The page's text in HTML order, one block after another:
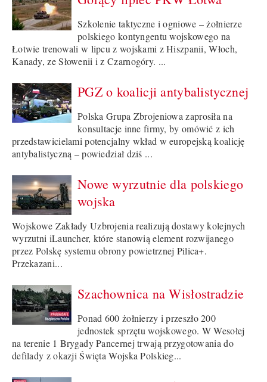
Szkolenie taktyczne i ogniowe – żołnierze
polskiego kontyngentu wojskowego na
Łotwie trenowali w lipcu z wojskami z Hiszpanii, Włoch,
Kanady, ze Słowenii i z Czarnogóry. ...
PGZ o koalicji antybalistycznej
Polska Grupa Zbrojeniowa zaprosiła na
konsultacje inne firmy, by omówić z ich
przedstawicielami potencjalny wkład w europejską koalicję
antybalistyczną – powiedział dziś ...
Nowe wyrzutnie dla polskiego
wojska
Wojskowe Zakłady Uzbrojenia realizują dostawy kolejnych
wyrzutni iLauncher, które stanowią element rozwijanego
przez Polskę systemu obrony powietrznej Pilica+.
Przekazani...
Szachownica na Wisłostradzie
Ponad 600 żołnierzy i przeszło 200
jednostek sprzętu wojskowego. W Wesołej
na terenie 1 Brygady Pancernej trwają przygotowania do
defilady z okazji Święta Wojska Polskieg...